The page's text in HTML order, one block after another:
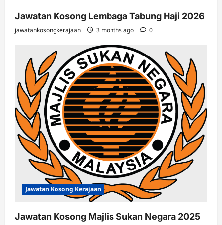
Jawatan Kosong Lembaga Tabung Haji 2026
jawatankosongkerajaan 3 months ago 0
Jawatan Kosong Kerajaan
Jawatan Kosong Majlis Sukan Negara 2025